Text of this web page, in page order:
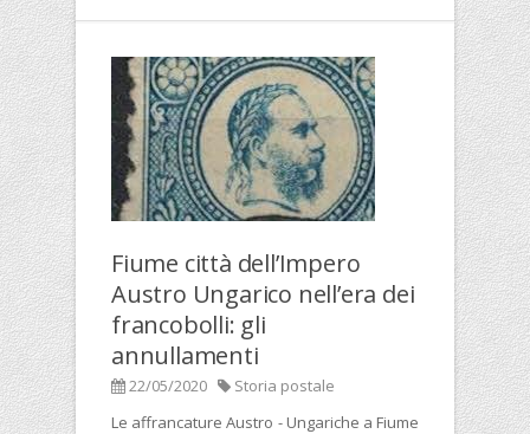
Fiume città dell’Impero
Austro Ungarico nell’era dei
francobolli: gli
annullamenti
22/05/2020
Storia postale
Le affrancature Austro - Ungariche a Fiume